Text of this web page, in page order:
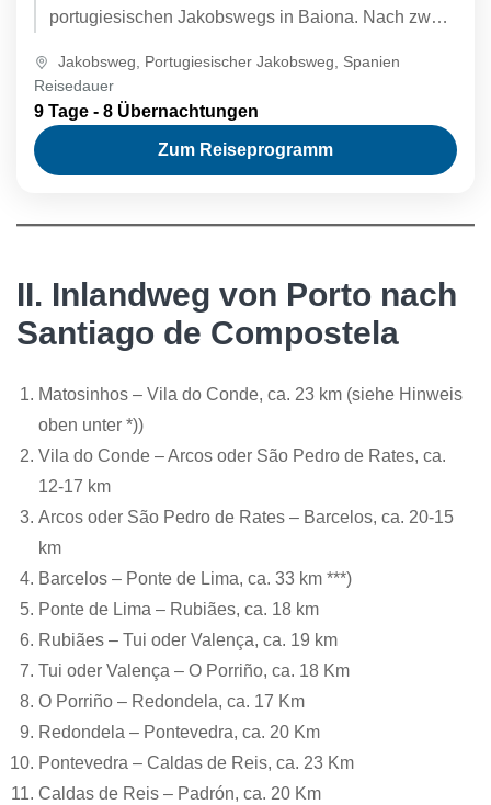
portugiesischen Jakobswegs in Baiona. Nach zwei
Jakobsweg, Portugiesischer Jakobsweg, Spanien
Reisedauer
9 Tage - 8 Übernachtungen
Zum Reiseprogramm
II. Inlandweg von Porto nach
Santiago de Compostela
Matosinhos – Vila do Conde, ca. 23 km (siehe Hinweis
oben unter *))
Vila do Conde – Arcos oder São Pedro de Rates, ca.
12-17 km
Arcos oder São Pedro de Rates – Barcelos, ca. 20-15
km
Barcelos – Ponte de Lima, ca. 33 km ***)
Ponte de Lima – Rubiães, ca. 18 km
Rubiães – Tui oder Valença, ca. 19 km
Tui oder Valença – O Porriño, ca. 18 Km
O Porriño – Redondela, ca. 17 Km
Redondela – Pontevedra, ca. 20 Km
Pontevedra – Caldas de Reis, ca. 23 Km
Caldas de Reis – Padrón, ca. 20 Km